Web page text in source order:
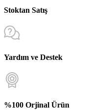
Stoktan Satış
Yardım ve Destek
%100 Orjinal Ürün